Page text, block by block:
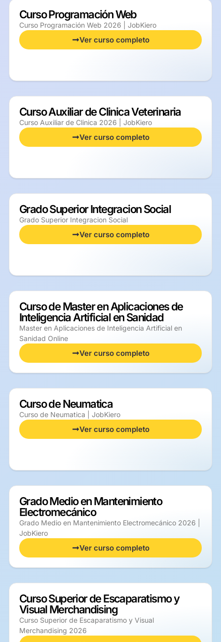
Curso Programación Web
Curso Programación Web 2026 | JobKiero
Ver curso completo
Curso Auxiliar de Clinica Veterinaria
Curso Auxiliar de Clinica 2026 | JobKiero
Ver curso completo
Grado Superior Integracion Social
Grado Superior Integracion Social
Ver curso completo
Curso de Master en Aplicaciones de
Inteligencia Artificial en Sanidad
Master en Aplicaciones de Inteligencia Artificial en
Sanidad Online
Ver curso completo
Curso de Neumatica
Curso de Neumatica | JobKiero
Ver curso completo
Grado Medio en Mantenimiento
Electromecánico
Grado Medio en Mantenimiento Electromecánico 2026 |
JobKiero
Ver curso completo
Curso Superior de Escaparatismo y
Visual Merchandising
Curso Superior de Escaparatismo y Visual
Merchandising 2026